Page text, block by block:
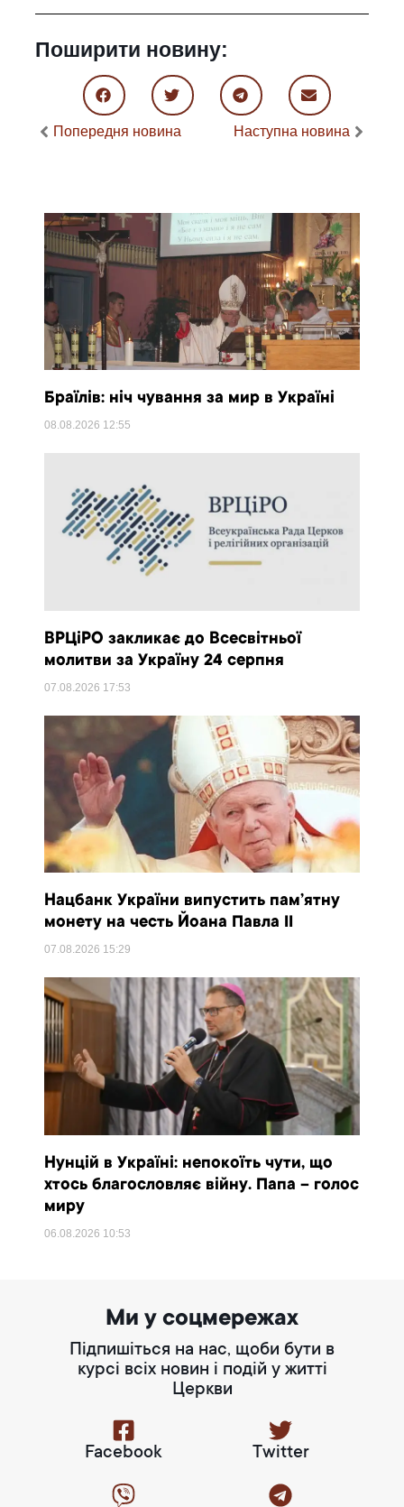
Поширити новину:
Попередня новина Наступна новина
Браїлів: ніч чування за мир в Україні
08.08.2026 12:55
ВРЦіРО закликає до Всесвітньої
молитви за Україну 24 серпня
07.08.2026 17:53
Нацбанк України випустить пам’ятну
монету на честь Йоана Павла II
07.08.2026 15:29
Нунцій в Україні: непокоїть чути, що
хтось благословляє війну. Папа – голос
миру
06.08.2026 10:53
Ми у соцмережах
Підпишіться на нас, щоби бути в
курсі всіх новин і подій у житті
Церкви
Facebook Twitter